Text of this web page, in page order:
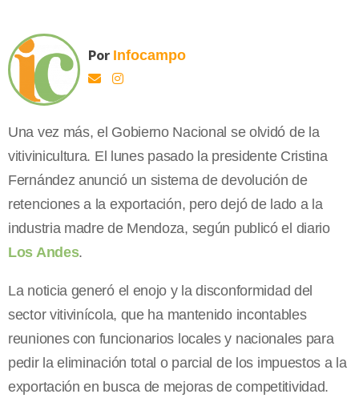
Por Infocampo
Una vez más, el Gobierno Nacional se olvidó de la
vitivinicultura. El lunes pasado la presidente Cristina
Fernández anunció un sistema de devolución de
retenciones a la exportación, pero dejó de lado a la
industria madre de Mendoza, según publicó el diario
Los Andes.
La noticia generó el enojo y la disconformidad del
sector vitivinícola, que ha mantenido incontables
reuniones con funcionarios locales y nacionales para
pedir la eliminación total o parcial de los impuestos a la
exportación en busca de mejoras de competitividad.